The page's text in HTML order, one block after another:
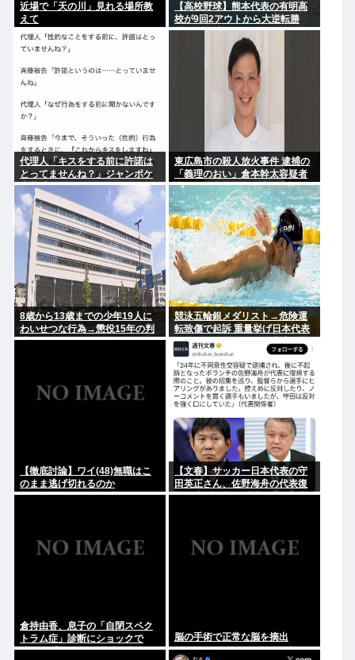
近場で「天の川」見れる場所教
えて
【高校野球】熊本代表の有明高
校が9回2アウトから大逆転勝
利！！！感動をありがとう
代理人「キスをする前に許諾は
とってませんね？」ジャンポケ
斎藤「今までこれからキスしま
すなんて宣言することなかった
ので」
東広島市の殺人放火事件 逮捕の
「義理のおい」倉本幹太容疑者
夫婦への殺人や殺人未遂容疑に
ついては不起訴 放火などの罪で
は起訴
8歳から13歳までの少年19人に
わいせつな行為→懲役15年の判
決
競泳五輪銀メダリスト→危険運
転致傷で起訴 重量挙げ日本代表
→万引きで強盗致傷で逮捕 脳筋
ヤバない？
【徹底討論】ワイ(48)無職はこ
のまま逃げ切れるのか
【文春】サッカー日本代表の守
田英正さん、佐野海舟の代表復
帰について強く反対していた事
倉持由香、息子の「自閉スペク
トラム症」診断にショックで
涙… 見逃していた乳幼児期のサ
脳の手術で正常な脳を摘出